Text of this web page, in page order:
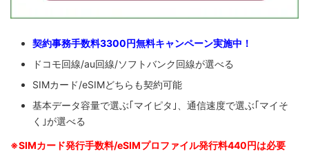
契約事務手数料3300円無料キャンペーン実施中！
ドコモ回線/au回線/ソフトバンク回線が選べる
SIMカード/eSIMどちらも契約可能
基本データ容量で選ぶ｢マイピタ｣、通信速度で選ぶ｢マイそ
く｣が選べる
※SIMカード発行手数料/eSIMプロファイル発行料440円は必要